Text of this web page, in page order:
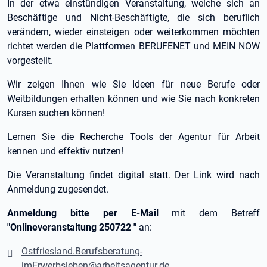
In der etwa einstündigen Veranstaltung, welche sich an
Beschäftige und Nicht-Beschäftigte, die sich beruflich
verändern, wieder einsteigen oder weiterkommen möchten
richtet werden die Plattformen BERUFENET und MEIN NOW
vorgestellt.
Wir zeigen Ihnen wie Sie Ideen für neue Berufe oder
Weitbildungen erhalten können und wie Sie nach konkreten
Kursen suchen können!
Lernen Sie die Recherche Tools der Agentur für Arbeit
kennen und effektiv nutzen!
Die Veranstaltung findet digital statt. Der Link wird nach
Anmeldung zugesendet.
Anmeldung bitte per E-Mailmit dem Betreff
"Onlineveranstaltung 250722 " an:
Ostfriesland.Berufsberatung-